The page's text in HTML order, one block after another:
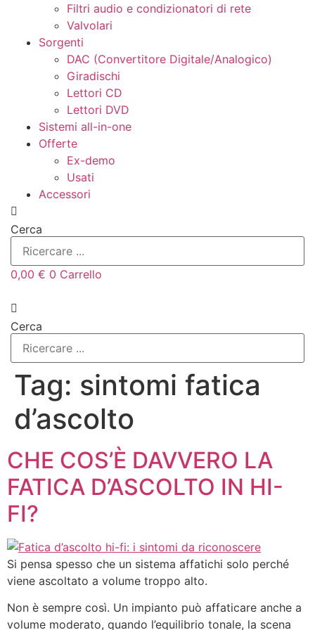
Filtri audio e condizionatori di rete
Valvolari
Sorgenti
DAC (Convertitore Digitale/Analogico)
Giradischi
Lettori CD
Lettori DVD
Sistemi all-in-one
Offerte
Ex-demo
Usati
Accessori
Cerca
0,00 € 0 Carrello
Cerca
Tag: sintomi fatica
d’ascolto
CHE COS’È DAVVERO LA
FATICA D’ASCOLTO IN HI-
FI?
Si pensa spesso che un sistema affatichi solo perché
viene ascoltato a volume troppo alto.
Non è sempre così. Un impianto può affaticare anche a
volume moderato, quando l’equilibrio tonale, la scena